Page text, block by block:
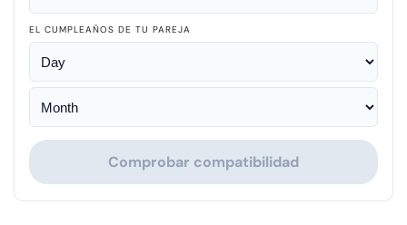
EL CUMPLEAÑOS DE TU PAREJA
Comprobar compatibilidad